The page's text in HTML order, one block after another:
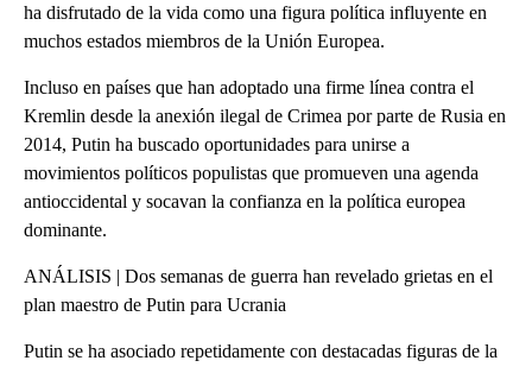
ha disfrutado de la vida como una figura política influyente en
muchos estados miembros de la Unión Europea.
Incluso en países que han adoptado una firme línea contra el
Kremlin desde la anexión ilegal de Crimea por parte de Rusia en
2014, Putin ha buscado oportunidades para unirse a
movimientos políticos populistas que promueven una agenda
antioccidental y socavan la confianza en la política europea
dominante.
ANÁLISIS | Dos semanas de guerra han revelado grietas en el
plan maestro de Putin para Ucrania
Putin se ha asociado repetidamente con destacadas figuras de la